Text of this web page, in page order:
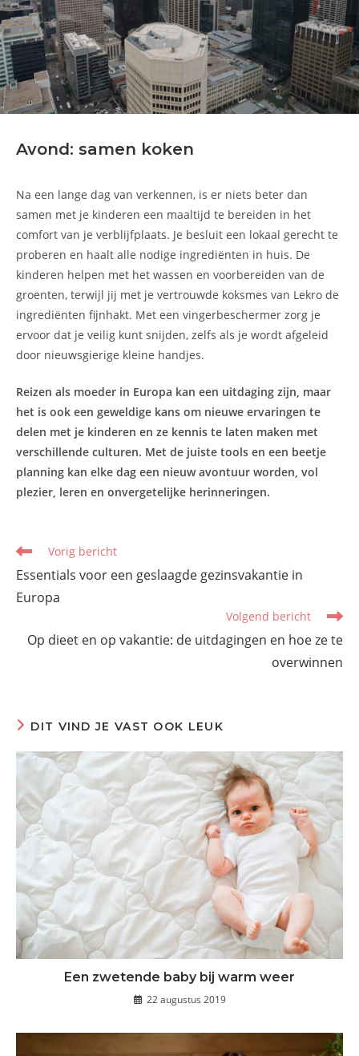
Avond: samen koken
Na een lange dag van verkennen, is er niets beter dan
samen met je kinderen een maaltijd te bereiden in het
comfort van je verblijfplaats. Je besluit een lokaal gerecht te
proberen en haalt alle nodige ingrediënten in huis. De
kinderen helpen met het wassen en voorbereiden van de
groenten, terwijl jij met je vertrouwde koksmes van Lekro de
ingrediënten fijnhakt. Met een vingerbeschermer zorg je
ervoor dat je veilig kunt snijden, zelfs als je wordt afgeleid
door nieuwsgierige kleine handjes.
Reizen als moeder in Europa kan een uitdaging zijn, maar
het is ook een geweldige kans om nieuwe ervaringen te
delen met je kinderen en ze kennis te laten maken met
verschillende culturen. Met de juiste tools en een beetje
planning kan elke dag een nieuw avontuur worden, vol
plezier, leren en onvergetelijke herinneringen.
Lees
artikelen
Vorig bericht
Essentials voor een geslaagde gezinsvakantie in
Europa
Volgend bericht
Op dieet en op vakantie: de uitdagingen en hoe ze te
overwinnen
DIT VIND JE VAST OOK LEUK
Een zwetende baby bij warm weer
22 augustus 2019